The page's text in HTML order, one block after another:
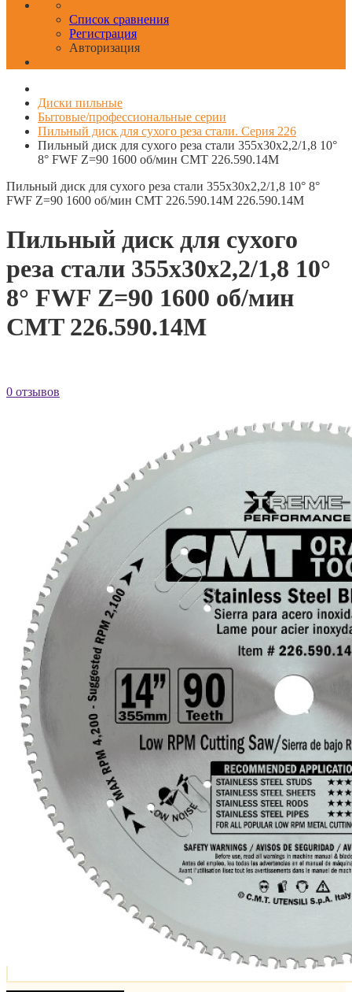
Список сравнения
Регистрация
Авторизация
Диски пильные
Бытовые/профессиональные серии
Пильный диск для сухого реза стали. Серия 226
Пильный диск для сухого реза стали 355x30x2,2/1,8 10°
8° FWF Z=90 1600 об/мин CMT 226.590.14M
Пильный диск для сухого реза стали 355x30x2,2/1,8 10° 8°
FWF Z=90 1600 об/мин CMT 226.590.14M 226.590.14M
Пильный диск для сухого
реза стали 355x30x2,2/1,8 10°
8° FWF Z=90 1600 об/мин
CMT 226.590.14M
0 отзывов